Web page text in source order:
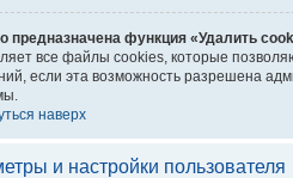
предназначена функция «Удалить
все файлы cookies, которые
если эта возможность разрешена
наверх
и настройки пользователя